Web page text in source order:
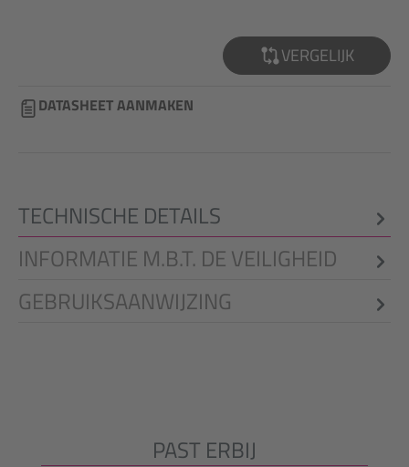
VERGELIJK
DATASHEET AANMAKEN
TECHNISCHE DETAILS
INFORMATIE M.B.T. DE VEILIGHEID
GEBRUIKSAANWIJZING
Productgalerij overslaanPAST ERBIJ